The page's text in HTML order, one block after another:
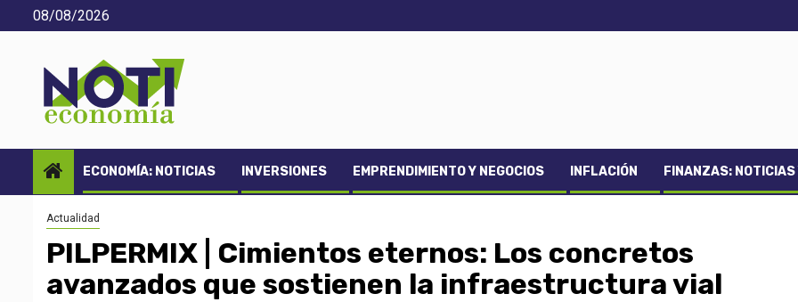
Saltar
al
08/08/2026
ECONOMÍA: NOTICIAS INVERSIONES EMPRENDIMIENTO Y NEGOCIOS INFLACIÓN FINANZAS:
Actualidad
PILPERMIX | Cimientos eternos: Los concretos
avanzados que sostienen la infraestructura vial